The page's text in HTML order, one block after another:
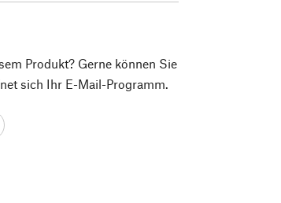
Produkt? Gerne können Sie
sich Ihr E-Mail-Programm.